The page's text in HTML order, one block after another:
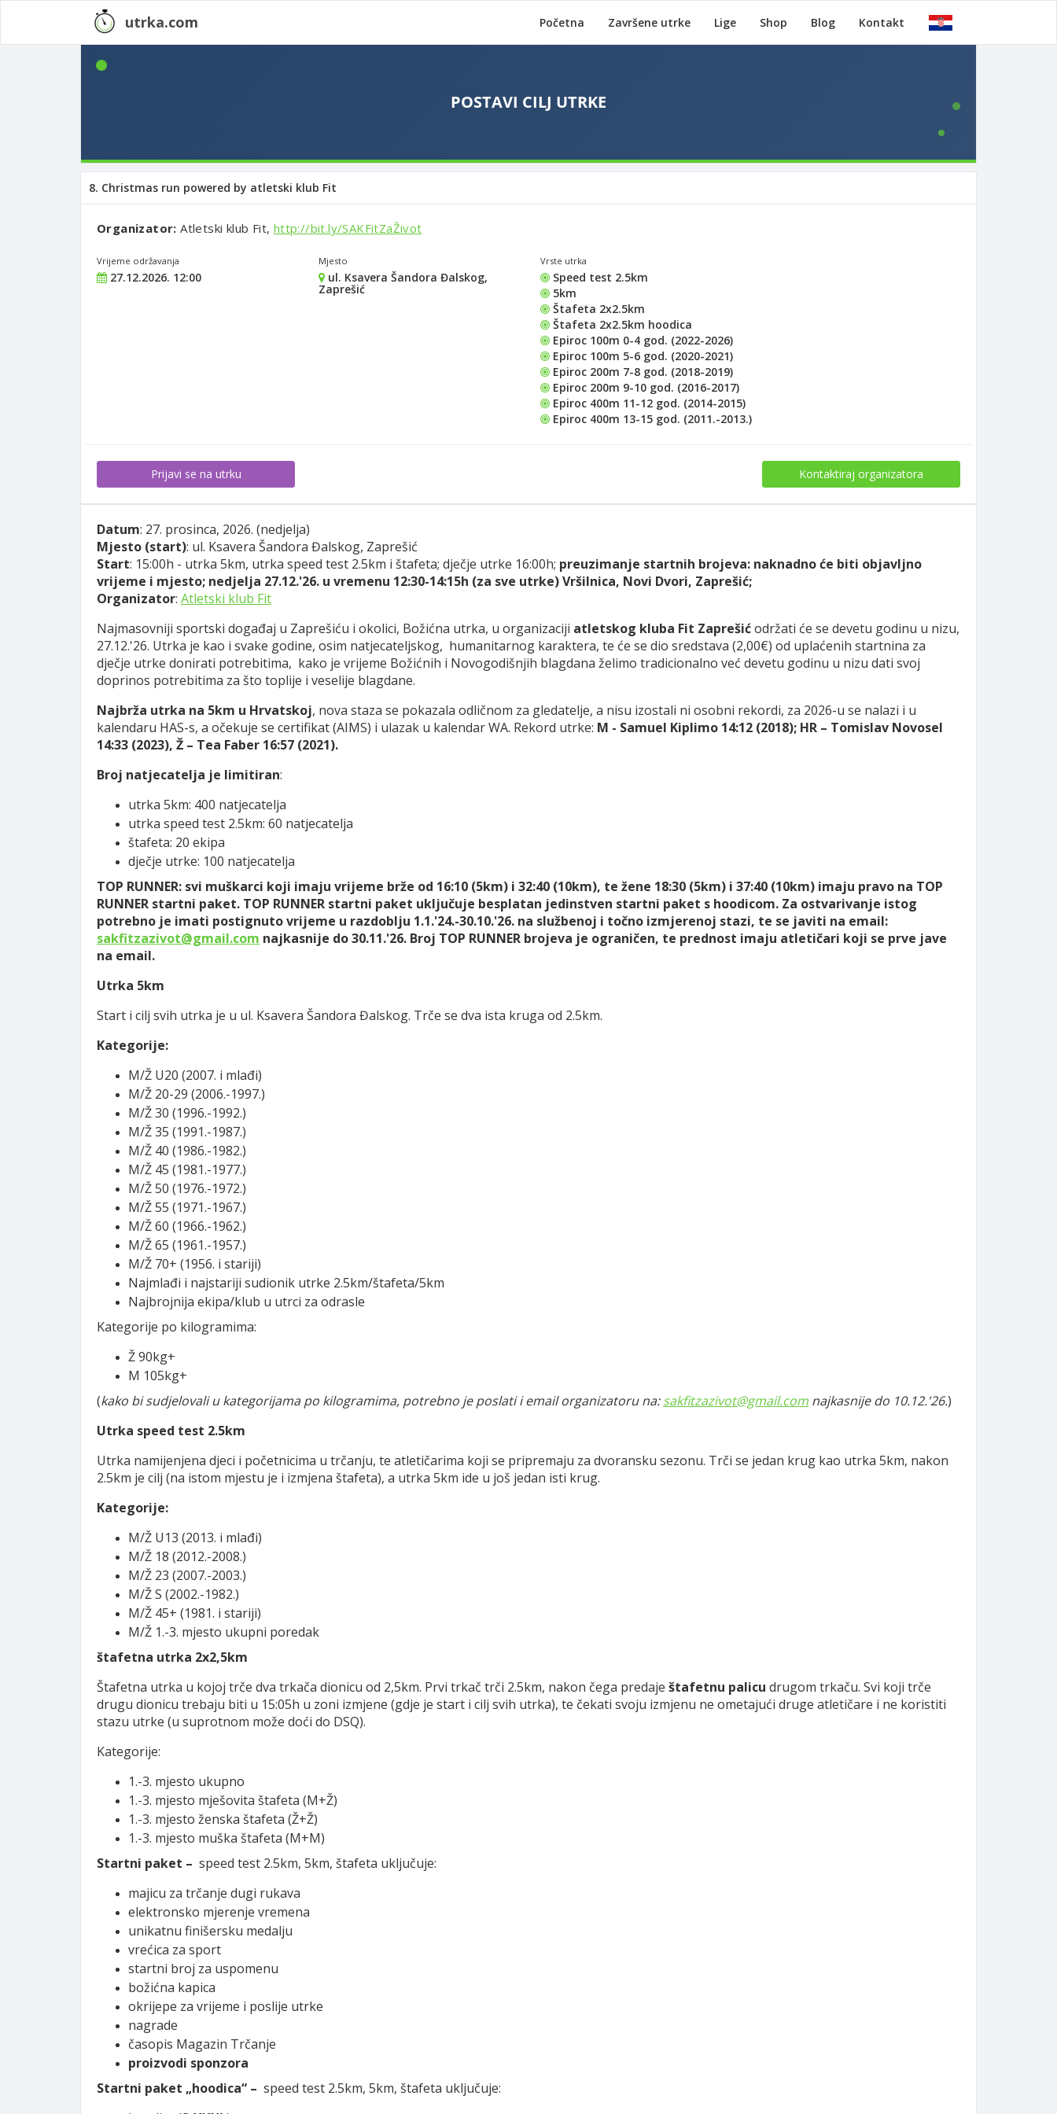
utrka.com Početna Završene utrke Lige Shop Blog Kontakt
8. Christmas run powered by atletski klub Fit
Organizator:Atletski klub Fit, http://bit.ly/SAKFitZaŽivot
Vrijeme održavanja
27.12.2026. 12:00
Mjesto
ul. Ksavera Šandora Đalskog,
Zaprešić
Vrste utrka
Speed test 2.5km
5km
Štafeta 2x2.5km
Štafeta 2x2.5km hoodica
Epiroc 100m 0-4 god. (2022-2026)
Epiroc 100m 5-6 god. (2020-2021)
Epiroc 200m 7-8 god. (2018-2019)
Epiroc 200m 9-10 god. (2016-2017)
Epiroc 400m 11-12 god. (2014-2015)
Epiroc 400m 13-15 god. (2011.-2013.)
Prijavi se na utrku Kontaktiraj organizatora
Datum: 27. prosinca, 2026. (nedjelja)
Mjesto (start): ul. Ksavera Šandora Đalskog, Zaprešić
Start: 15:00h - utrka 5km, utrka speed test 2.5km i štafeta; dječje utrke 16:00h; preuzimanje startnih brojeva: naknadno će biti objavljno
vrijeme i mjesto; nedjelja 27.12.'26. u vremenu 12:30-14:15h (za sve utrke) Vršilnica, Novi Dvori, Zaprešić;
Organizator: Atletski klub Fit
Najmasovniji sportski događaj u Zaprešiću i okolici, Božićna utrka, u organizaciji atletskog kluba Fit Zaprešićodržati će se devetu godinu u nizu,
27.12.'26. Utrka je kao i svake godine, osim natjecateljskog, humanitarnog karaktera, te će se dio sredstava (2,00€) od uplaćenih startnina za
dječje utrke donirati potrebitima, kako je vrijeme Božićnih i Novogodišnjih blagdana želimo tradicionalno već devetu godinu u nizu dati svoj
doprinos potrebitima za što toplije i veselije blagdane.
Najbrža utrka na 5km u Hrvatskoj, nova staza se pokazala odličnom za gledatelje, a nisu izostali ni osobni rekordi, za 2026-u se nalazi i u
kalendaru HAS-s, a očekuje se certifikat (AIMS) i ulazak u kalendar WA. Rekord utrke: M - Samuel Kiplimo 14:12 (2018); HR – Tomislav Novosel
14:33 (2023), Ž – Tea Faber 16:57 (2021).
Broj natjecatelja je limitiran:
utrka 5km: 400 natjecatelja
utrka speed test 2.5km: 60 natjecatelja
štafeta: 20 ekipa
dječje utrke: 100 natjecatelja
TOP RUNNER: svi muškarci koji imaju vrijeme brže od 16:10 (5km) i 32:40 (10km), te žene 18:30 (5km) i 37:40 (10km) imaju pravo na TOP
RUNNER startni paket. TOP RUNNER startni paket uključuje besplatan jedinstven startni paket s hoodicom. Za ostvarivanje istog
potrebno je imati postignuto vrijeme u razdoblju 1.1.'24.-30.10.'26. na službenoj i točno izmjerenoj stazi, te se javiti na email:
sakfitzazivot@gmail.com najkasnije do 30.11.'26. Broj TOP RUNNER brojeva je ograničen, te prednost imaju atletičari koji se prve jave
na email.
Utrka 5km
Start i cilj svih utrka je u ul. Ksavera Šandora Đalskog. Trče se dva ista kruga od 2.5km.
Kategorije:
M/Ž U20 (2007. i mlađi)
M/Ž 20-29 (2006.-1997.)
M/Ž 30 (1996.-1992.)
M/Ž 35 (1991.-1987.)
M/Ž 40 (1986.-1982.)
M/Ž 45 (1981.-1977.)
M/Ž 50 (1976.-1972.)
M/Ž 55 (1971.-1967.)
M/Ž 60 (1966.-1962.)
M/Ž 65 (1961.-1957.)
M/Ž 70+ (1956. i stariji)
Najmlađi i najstariji sudionik utrke 2.5km/štafeta/5km
Najbrojnija ekipa/klub u utrci za odrasle
Kategorije po kilogramima:
Ž 90kg+
M 105kg+
(kako bi sudjelovali u kategorijama po kilogramima, potrebno je poslati i email organizatoru na:sakfitzazivot@gmail.com najkasnije do 10.12.'26.)
Utrka speed test 2.5km
Utrka namijenjena djeci i početnicima u trčanju, te atletičarima koji se pripremaju za dvoransku sezonu. Trči se jedan krug kao utrka 5km, nakon
2.5km je cilj (na istom mjestu je i izmjena štafeta), a utrka 5km ide u još jedan isti krug.
Kategorije:
M/Ž U13 (2013. i mlađi)
M/Ž 18 (2012.-2008.)
M/Ž 23 (2007.-2003.)
M/Ž S (2002.-1982.)
M/Ž 45+ (1981. i stariji)
M/Ž 1.-3. mjesto ukupni poredak
štafetna utrka 2x2,5km
Štafetna utrka u kojoj trče dva trkača dionicu od 2,5km. Prvi trkač trči 2.5km, nakon čega predaje štafetnu palicu drugom trkaču. Svi koji trče
drugu dionicu trebaju biti u 15:05h u zoni izmjene (gdje je start i cilj svih utrka), te čekati svoju izmjenu ne ometajući druge atletičare i ne koristiti
stazu utrke (u suprotnom može doći do DSQ).
Kategorije:
1.-3. mjesto ukupno
1.-3. mjesto mješovita štafeta (M+Ž)
1.-3. mjesto ženska štafeta (Ž+Ž)
1.-3. mjesto muška štafeta (M+M)
Startni paket – speed test 2.5km, 5km, štafeta uključuje:
majicu za trčanje dugi rukava
elektronsko mjerenje vremena
unikatnu finišersku medalju
vrećica za sport
startni broj za uspomenu
božićna kapica
okrijepe za vrijeme i poslije utrke
nagrade
časopis Magazin Trčanje
proizvodi sponzora
Startni paket „hoodica“ – speed test 2.5km, 5km, štafeta uključuje: